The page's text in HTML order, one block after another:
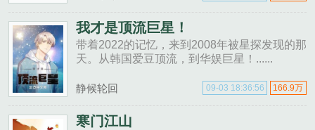
好大哥王涛，王浩和嫂子一拍即......
我才是顶流巨星！
带着2022的记忆，来到2008年被星探发现的那
天。从韩国爱豆顶流，到华娱巨星！......
静候轮回 166.9万
09-03 18:36:56
寒门江山